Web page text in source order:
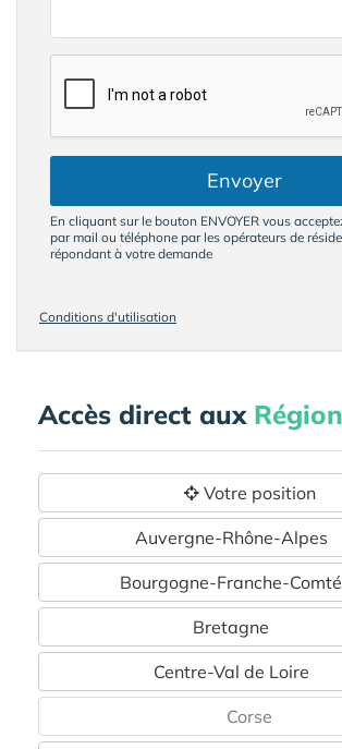
Envoyer
En cliquant sur le bouton ENVOYER vous
par mail ou téléphone par les opérateurs de
répondant à votre demande
Conditions d'utilisation
Accès direct aux
Votre position
Auvergne-Rhône-Alpes
Bourgogne-Franche-Comté
Bretagne
Centre-Val de Loire
Corse